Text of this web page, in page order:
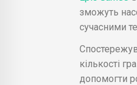
зможуть
сучасними
кількості
допомогти